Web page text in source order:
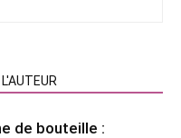
de bouteille :